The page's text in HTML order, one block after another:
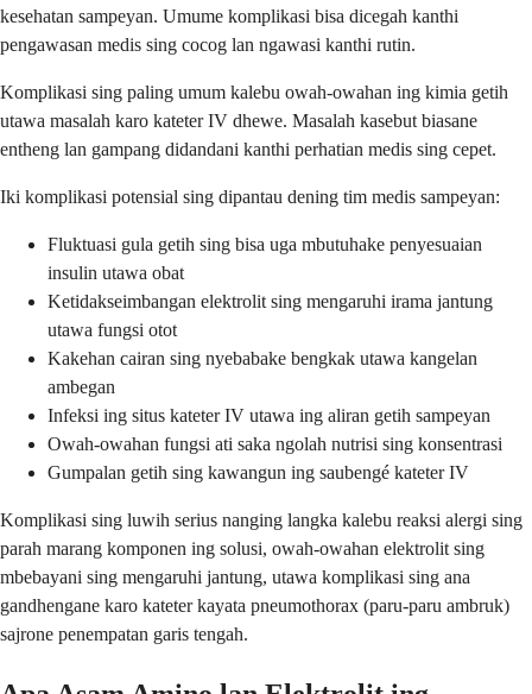
kesehatan sampeyan. Umume komplikasi bisa dicegah kanthi
pengawasan medis sing cocog lan ngawasi kanthi rutin.
Komplikasi sing paling umum kalebu owah-owahan ing kimia getih
utawa masalah karo kateter IV dhewe. Masalah kasebut biasane
entheng lan gampang didandani kanthi perhatian medis sing cepet.
Iki komplikasi potensial sing dipantau dening tim medis sampeyan:
Fluktuasi gula getih sing bisa uga mbutuhake penyesuaian
insulin utawa obat
Ketidakseimbangan elektrolit sing mengaruhi irama jantung
utawa fungsi otot
Kakehan cairan sing nyebabake bengkak utawa kangelan
ambegan
Infeksi ing situs kateter IV utawa ing aliran getih sampeyan
Owah-owahan fungsi ati saka ngolah nutrisi sing konsentrasi
Gumpalan getih sing kawangun ing saubengé kateter IV
Komplikasi sing luwih serius nanging langka kalebu reaksi alergi sing
parah marang komponen ing solusi, owah-owahan elektrolit sing
mbebayani sing mengaruhi jantung, utawa komplikasi sing ana
gandhengane karo kateter kayata pneumothorax (paru-paru ambruk)
sajrone penempatan garis tengah.